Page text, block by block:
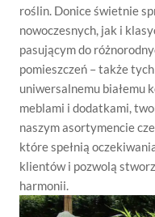
roślin. Donice świetnie
nowoczesnych, jak i
pasującym do
pomieszczeń – także
uniwersalnemu białemu
meblami i dodatkami,
naszym asortymencie
które spełnią
klientów i pozwolą
harmonii.